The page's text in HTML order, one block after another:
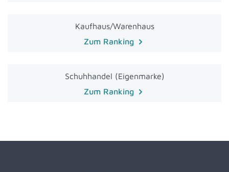
Kaufhaus/Warenhaus
Zum Ranking
Schuhhandel (Eigenmarke)
Zum Ranking